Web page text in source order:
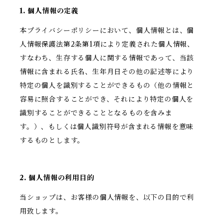
1. 個人情報の定義
本プライバシーポリシーにおいて、個人情報とは、個
人情報保護法第2条第1項により定義された個人情報、
すなわち、生存する個人に関する情報であって、当該
情報に含まれる氏名、生年月日その他の記述等により
特定の個人を識別することができるもの（他の情報と
容易に照合することができ、それにより特定の個人を
識別することができることとなるものを含みま
す。）、もしくは個人識別符号が含まれる情報を意味
するものとします。
2. 個人情報の利用目的
当ショップは、お客様の個人情報を、以下の目的で利
用致します。